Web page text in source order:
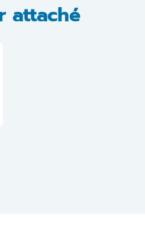
attaché